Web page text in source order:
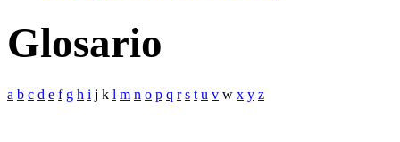
Glosario
a b c d e f g h i j k l m n o p q r s t u v w x y z